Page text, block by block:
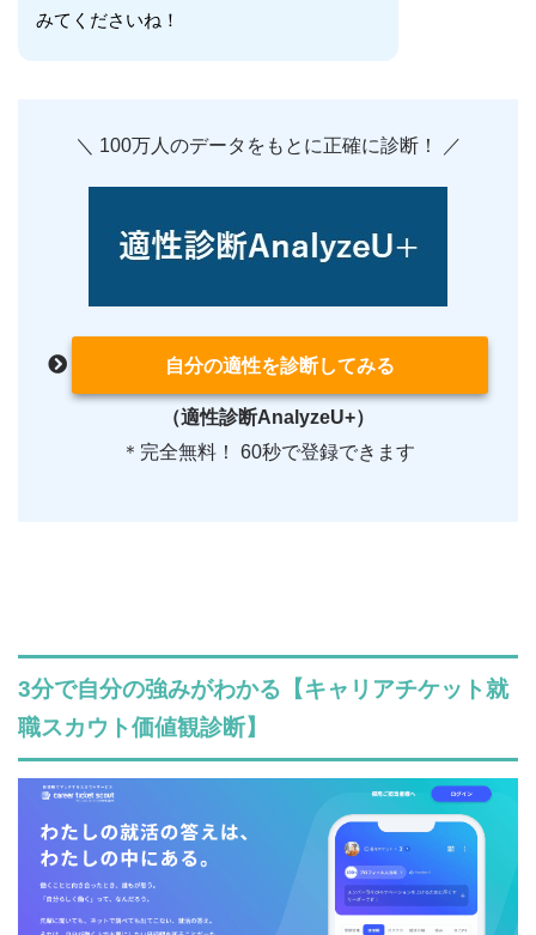
みてくださいね！
＼ 100万人のデータをもとに正確に診断！ ／
自分の適性を診断してみる
（適性診断AnalyzeU+）
＊完全無料！ 60秒で登録できます
3分で自分の強みがわかる【キャリアチケット就
職スカウト価値観診断】